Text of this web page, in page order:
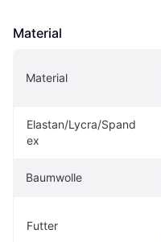
Material
Material
Elastan/Lycra/Spand
ex
Baumwolle
Futter